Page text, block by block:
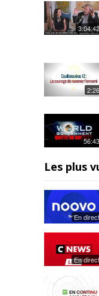
3:04:42
2:26
56:43
Les plus
En direct
En direct